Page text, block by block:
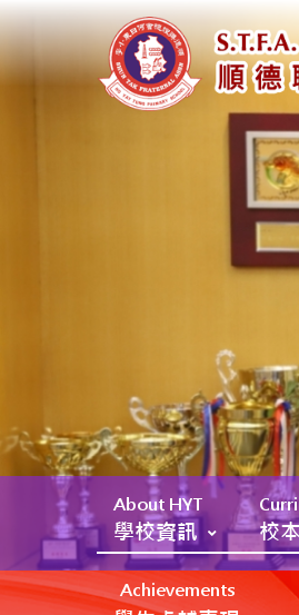
About HYT
學校資訊 校
Achievements